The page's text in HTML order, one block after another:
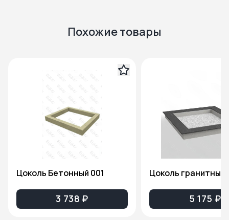
Похожие товары
Цоколь Бетонный 001
3 738 ₽
Цоколь гранитный
5 175 ₽